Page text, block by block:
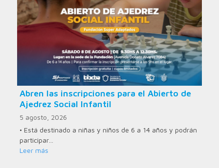
Abren las inscripciones para el Abierto de
Ajedrez Social Infantil
5 agosto, 2026
• Está destinado a niñas y niños de 6 a 14 años y podrán
participar…
Leer más